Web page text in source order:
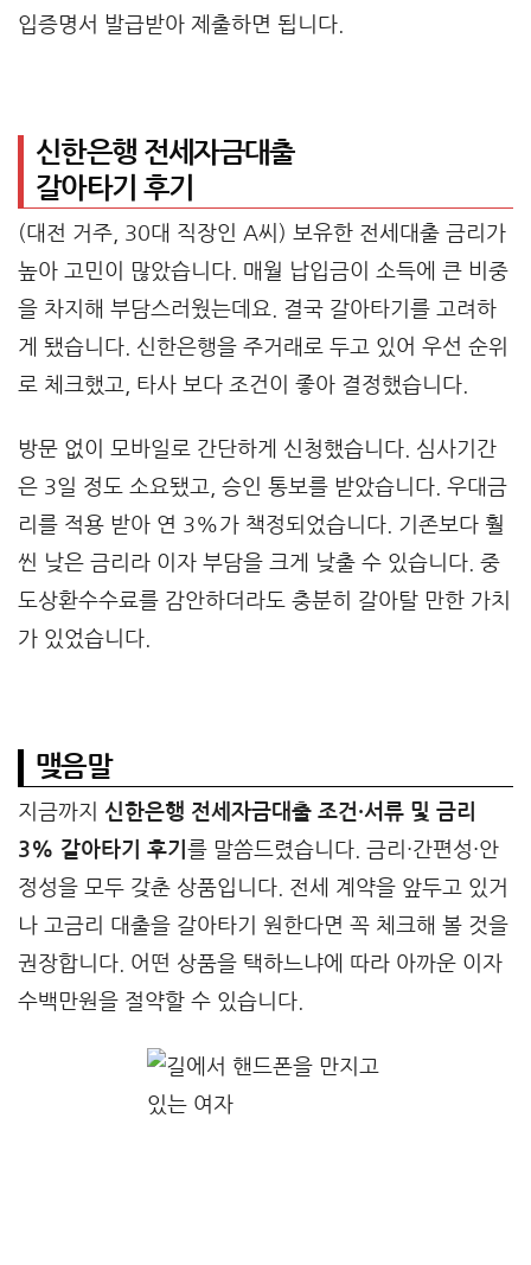
입증명서 발급받아 제출하면 됩니다.
신한은행 전세자금대출
갈아타기 후기
(대전 거주, 30대 직장인 A씨) 보유한 전세대출 금리가
높아 고민이 많았습니다. 매월 납입금이 소득에 큰 비중
을 차지해 부담스러웠는데요. 결국 갈아타기를 고려하
게 됐습니다. 신한은행을 주거래로 두고 있어 우선 순위
로 체크했고, 타사 보다 조건이 좋아 결정했습니다.
방문 없이 모바일로 간단하게 신청했습니다. 심사기간
은 3일 정도 소요됐고, 승인 통보를 받았습니다. 우대금
리를 적용 받아 연 3%가 책정되었습니다. 기존보다 훨
씬 낮은 금리라 이자 부담을 크게 낮출 수 있습니다. 중
도상환수수료를 감안하더라도 충분히 갈아탈 만한 가치
가 있었습니다.
맺음말
지금까지 신한은행 전세자금대출 조건·서류 및 금리
3% 갈아타기 후기 를 말씀드렸습니다. 금리·간편성·안
정성을 모두 갖춘 상품입니다. 전세 계약을 앞두고 있거
나 고금리 대출을 갈아타기 원한다면 꼭 체크해 볼 것을
권장합니다. 어떤 상품을 택하느냐에 따라 아까운 이자
수백만원을 절약할 수 있습니다.